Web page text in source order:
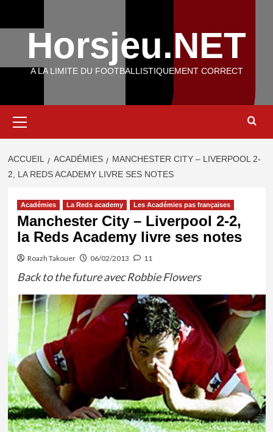
Horsjeu.NET
A LA LIMITE DU FOOTBALLISTIQUEMENT CORRECT
principal
ACCUEIL ACADÉMIES
MANCHESTER CITY – LIVERPOOL 2-
2, LA REDS ACADEMY LIVRE SES NOTES
Académies La Reds academy Les Académies pas françaises
Manchester City – Liverpool 2-2,
la Reds Academy livre ses notes
Roazh Takouer 06/02/2013 11
Back to the future avec Robbie Flowers